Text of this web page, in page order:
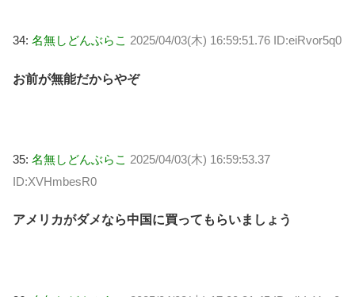
34: 名無しどんぶらこ 2025/04/03(木) 16:59:51.76 ID:eiRvor5q0
お前が無能だからやぞ
35: 名無しどんぶらこ 2025/04/03(木) 16:59:53.37
ID:XVHmbesR0
アメリカがダメなら中国に買ってもらいましょう